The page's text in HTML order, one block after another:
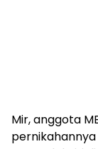
Mir, anggota